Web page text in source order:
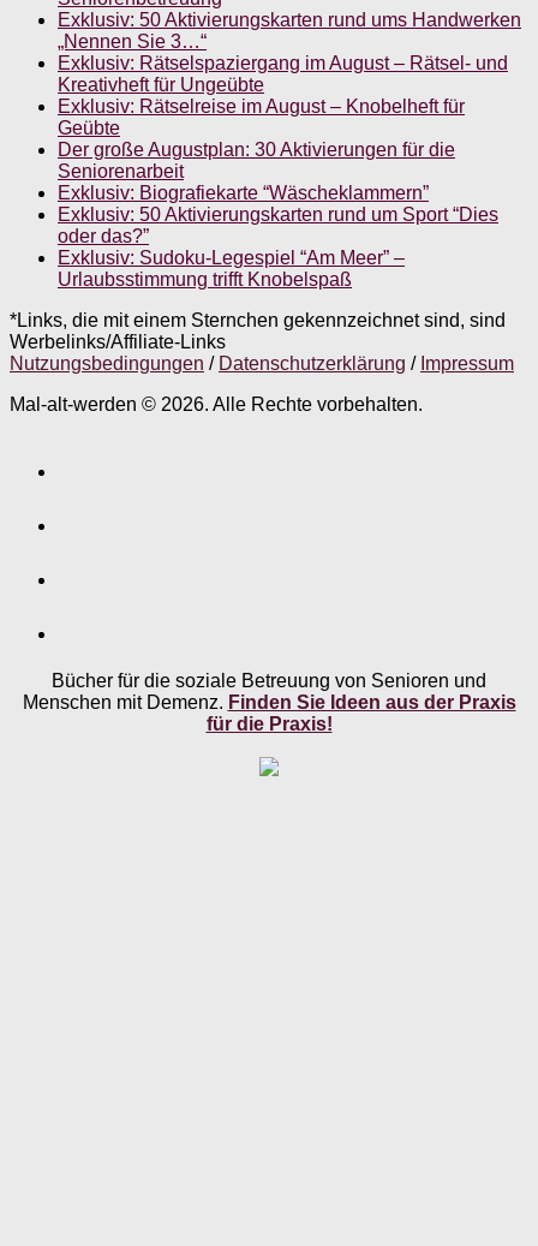
Exklusiv: 50 Aktivierungskarten rund ums Handwerken
„Nennen Sie 3…“
Exklusiv: Rätselspaziergang im August – Rätsel- und
Kreativheft für Ungeübte
Exklusiv: Rätselreise im August – Knobelheft für
Geübte
Der große Augustplan: 30 Aktivierungen für die
Seniorenarbeit
Exklusiv: Biografiekarte “Wäscheklammern”
Exklusiv: 50 Aktivierungskarten rund um Sport “Dies
oder das?”
Exklusiv: Sudoku-Legespiel “Am Meer” –
Urlaubsstimmung trifft Knobelspaß
*Links, die mit einem Sternchen gekennzeichnet sind, sind
Werbelinks/Affiliate-Links
Nutzungsbedingungen / Datenschutzerklärung / Impressum
Mal-alt-werden © 2026. Alle Rechte vorbehalten.
Bücher für die soziale Betreuung von Senioren und
Menschen mit Demenz. Finden Sie Ideen aus der Praxis
für die Praxis!